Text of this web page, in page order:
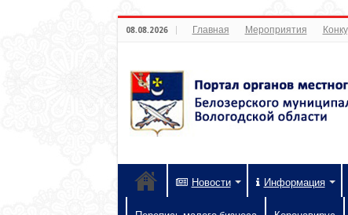
08.08.2026 Главная Мероприятия
Новости Информация